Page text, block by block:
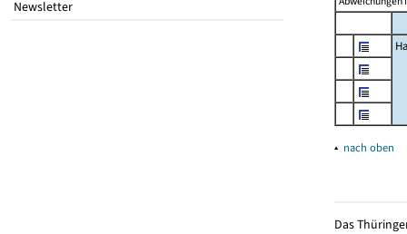
Newsletter
▴ nach oben
Das